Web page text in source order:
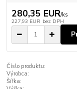
280,35 EUR/ks
227,93 EUR bez DPH
Číslo produktu:
Výrobca:
Šířka: